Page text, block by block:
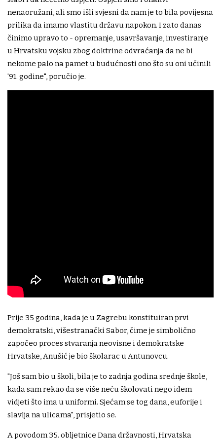
nenaoružani, ali smo išli svjesni da nam je to bila povijesna
prilika da imamo vlastitu državu napokon. I zato danas
činimo upravo to - opremanje, usavršavanje, investiranje
u Hrvatsku vojsku zbog doktrine odvraćanja da ne bi
nekome palo na pamet u budućnosti ono što su oni učinili
'91. godine", poručio je.
Prije 35 godina, kada je u Zagrebu konstituiran prvi
demokratski, višestranački Sabor, čime je simbolično
započeo proces stvaranja neovisne i demokratske
Hrvatske, Anušić je bio školarac u Antunovcu.
"Još sam bio u školi, bila je to zadnja godina srednje škole,
kada sam rekao da se više neću školovati nego idem
vidjeti što ima u uniformi. Sjećam se tog dana, euforije i
slavlja na ulicama", prisjetio se.
A povodom 35. obljetnice Dana državnosti, Hrvatska